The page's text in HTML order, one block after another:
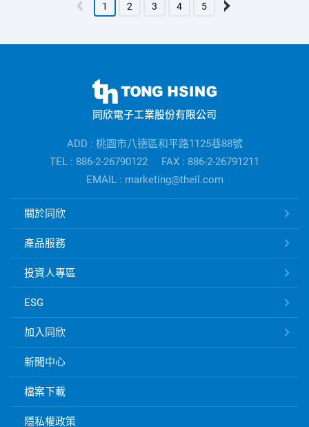
1 2 3 4 5
訊
同欣電子工業股份有限公司
ADD : 桃園市八德區和平路1125巷88號
TEL : 886-2-26790122
FAX : 886-2-26791211
EMAIL : marketing@theil.com
子
速
結
關於同欣
產品服務
投資人專區
ESG
加入同欣
新聞中心
檔案下載
隱私權政策